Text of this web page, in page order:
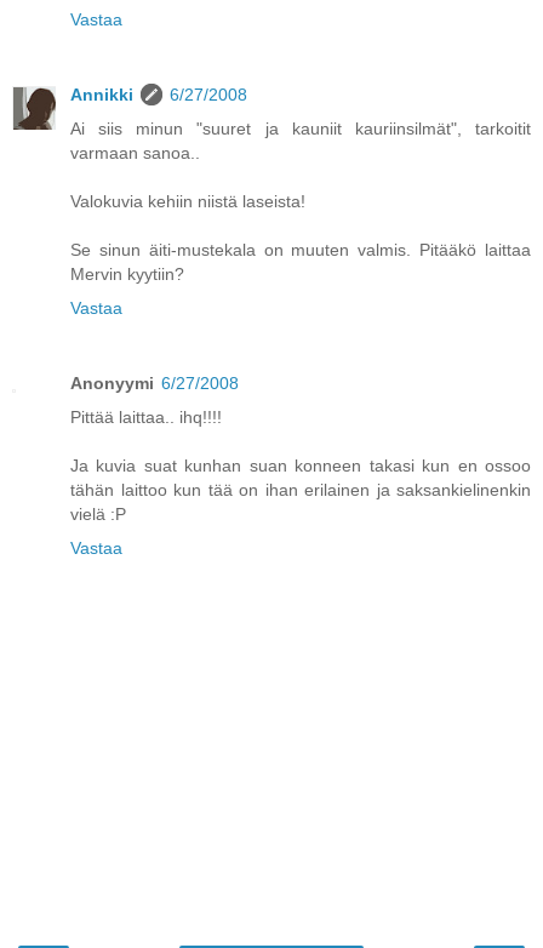
Vastaa
Annikki
6/27/2008
Ai siis minun "suuret ja kauniit kauriinsilmät", tarkoitit
varmaan sanoa..
Valokuvia kehiin niistä laseista!
Se sinun äiti-mustekala on muuten valmis. Pitääkö laittaa
Mervin kyytiin?
Vastaa
Anonyymi 6/27/2008
Pittää laittaa.. ihq!!!!
Ja kuvia suat kunhan suan konneen takasi kun en ossoo
tähän laittoo kun tää on ihan erilainen ja saksankielinenkin
vielä :P
Vastaa